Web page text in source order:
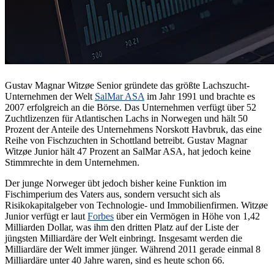
Gustav Magnar Witzøe Senior gründete das größte Lachszucht-
Unternehmen der Welt SalMar ASA im Jahr 1991 und brachte es
2007 erfolgreich an die Börse. Das Unternehmen verfügt über 52
Zuchtlizenzen für Atlantischen Lachs in Norwegen und hält 50
Prozent der Anteile des Unternehmens Norskott Havbruk, das eine
Reihe von Fischzuchten in Schottland betreibt. Gustav Magnar
Witzøe Junior hält 47 Prozent an SalMar ASA, hat jedoch keine
Stimmrechte in dem Unternehmen.
Der junge Norweger übt jedoch bisher keine Funktion im
Fischimperium des Vaters aus, sondern versucht sich als
Risikokapitalgeber von Technologie- und Immobilienfirmen. Witzøe
Junior verfügt er laut Forbes über ein Vermögen in Höhe von 1,42
Milliarden Dollar, was ihm den dritten Platz auf der Liste der
jüngsten Milliardäre der Welt einbringt. Insgesamt werden die
Milliardäre der Welt immer jünger. Während 2011 gerade einmal 8
Milliardäre unter 40 Jahre waren, sind es heute schon 66.